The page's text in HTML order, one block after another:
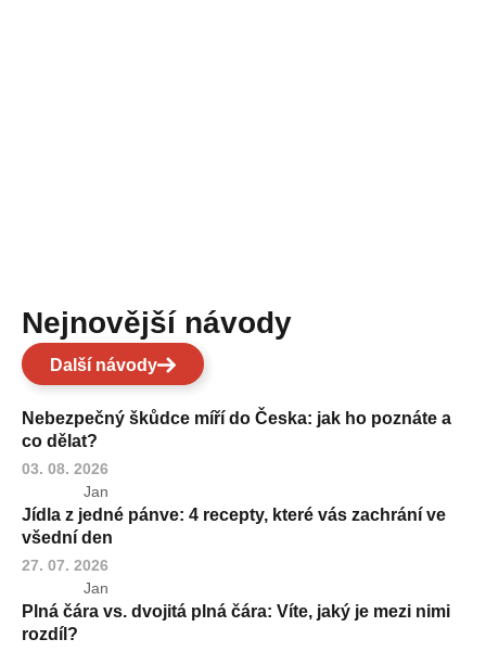
Nejnovější návody
Další návody
Nebezpečný škůdce míří do Česka: jak ho poznáte a
co dělat?
03. 08. 2026
Jan
Jídla z jedné pánve: 4 recepty, které vás zachrání ve
všední den
27. 07. 2026
Jan
Plná čára vs. dvojitá plná čára: Víte, jaký je mezi nimi
rozdíl?